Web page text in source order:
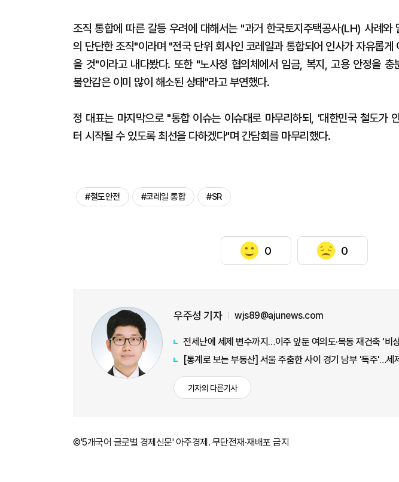
조직 통합에 따른 갈등 우려에 대해서는 "과거 한국토지주택공사(LH) 사례
의 단단한 조직"이라며 "전국 단위 회사인 코레일과 통합되어 인사가 자유롭게
을 것"이라고 내다봤다. 또한 "노사정 협의체에서 임금, 복지, 고용 안정을 충
불안감은 이미 많이 해소된 상태"라고 부연했다.
정 대표는 마지막으로 "통합 이슈는 이슈대로 마무리하되, '대한민국 철도가
터 시작될 수 있도록 최선을 다하겠다"며 간담회를 마무리했다.
#철도안전 #코레일 통합 #SR
0 0
우주성 기자 wjs89@ajunews.com
전세난에 세제 변수까지…이주 앞둔 여의도·목동 재건축 '비
기자의 다른기사
©'5개국어 글로벌 경제신문' 아주경제. 무단전재·재배포 금지